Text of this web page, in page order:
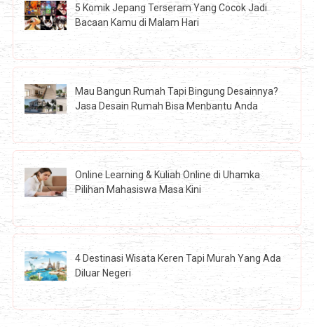
5 Komik Jepang Terseram Yang Cocok Jadi
Bacaan Kamu di Malam Hari
Mau Bangun Rumah Tapi Bingung Desainnya?
Jasa Desain Rumah Bisa Menbantu Anda
Online Learning & Kuliah Online di Uhamka
Pilihan Mahasiswa Masa Kini
4 Destinasi Wisata Keren Tapi Murah Yang Ada
Diluar Negeri